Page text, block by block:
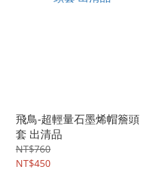
飛鳥-超輕量石墨烯帽簷頭
套 出清品
NT$760
NT$450